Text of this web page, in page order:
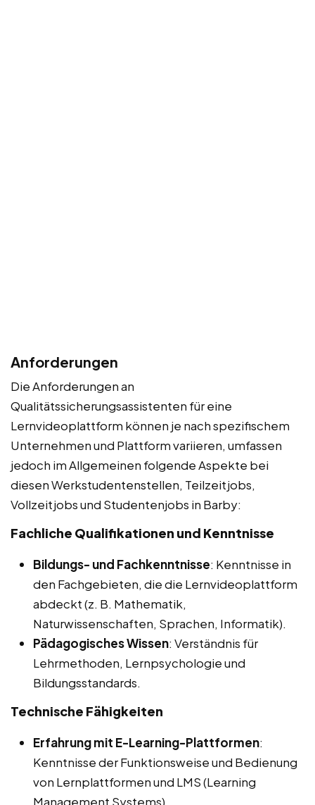
Anforderungen
Die Anforderungen an
Qualitätssicherungsassistenten für eine
Lernvideoplattform können je nach spezifischem
Unternehmen und Plattform variieren, umfassen
jedoch im Allgemeinen folgende Aspekte bei
diesen Werkstudentenstellen, Teilzeitjobs,
Vollzeitjobs und Studentenjobs in Barby:
Fachliche Qualifikationen und Kenntnisse
Bildungs- und Fachkenntnisse: Kenntnisse in
den Fachgebieten, die die Lernvideoplattform
abdeckt (z. B. Mathematik,
Naturwissenschaften, Sprachen, Informatik).
Pädagogisches Wissen: Verständnis für
Lehrmethoden, Lernpsychologie und
Bildungsstandards.
Technische Fähigkeiten
Erfahrung mit E-Learning-Plattformen:
Kenntnisse der Funktionsweise und Bedienung
von Lernplattformen und LMS (Learning
Management Systems).